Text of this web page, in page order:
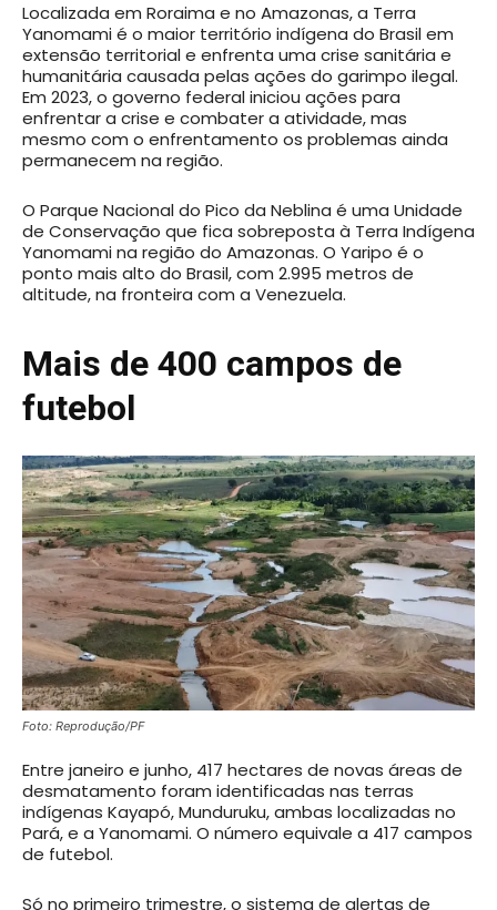
Localizada em Roraima e no Amazonas, a Terra
Yanomami é o maior território indígena do Brasil em
extensão territorial e enfrenta uma crise sanitária e
humanitária causada pelas ações do garimpo ilegal.
Em 2023, o governo federal iniciou ações para
enfrentar a crise e combater a atividade, mas
mesmo com o enfrentamento os problemas ainda
permanecem na região.
O Parque Nacional do Pico da Neblina é uma Unidade
de Conservação que fica sobreposta à Terra Indígena
Yanomami na região do Amazonas. O Yaripo é o
ponto mais alto do Brasil, com 2.995 metros de
altitude, na fronteira com a Venezuela.
Mais de 400 campos de
futebol
Foto: Reprodução/PF
Entre janeiro e junho, 417 hectares de novas áreas de
desmatamento foram identificadas nas terras
indígenas Kayapó, Munduruku, ambas localizadas no
Pará, e a Yanomami. O número equivale a 417 campos
de futebol.
Só no primeiro trimestre, o sistema de alertas de